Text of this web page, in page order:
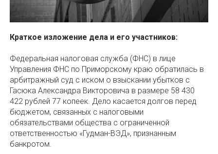
Краткое изложение дела и его участников:
Федеральная налоговая служба (ФНС) в лице
Управления ФНС по Приморскому краю обратилась в
арбитражный суд с иском о взыскании убытков с
Гасюка Александра Викторовича в размере 58 430
422 рублей 77 копеек. Дело касается долгов перед
бюджетом, связанных с налоговыми
обязательствами общества с ограниченной
ответственностью «Гудман-ВЭД», признанным
банкротом.